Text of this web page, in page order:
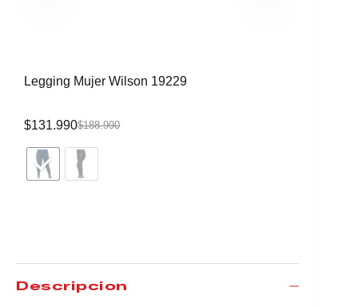
Legging Mujer Wilson 19229
$188.990
$131.990
Descripción